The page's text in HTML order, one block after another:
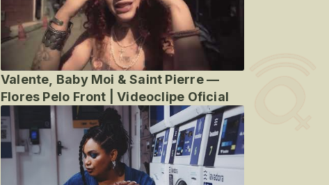
Valente, Baby Moi & Saint Pierre —
Flores Pelo Front | Videoclipe Oficial